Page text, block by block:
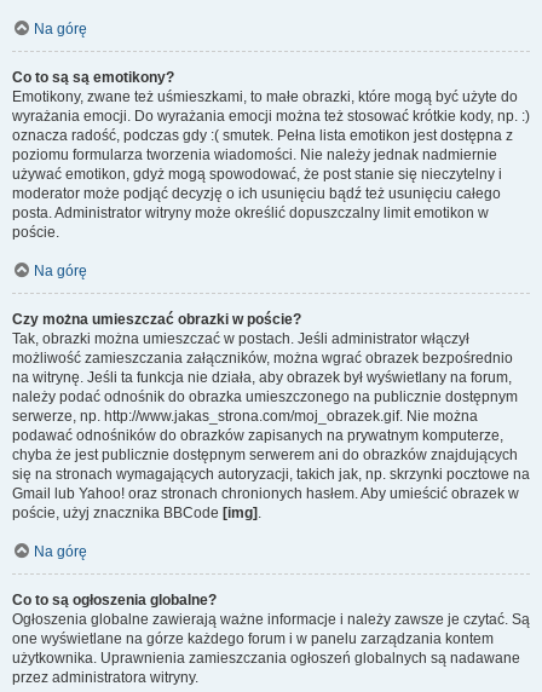
Na górę
Co to są są emotikony?
Emotikony, zwane też uśmieszkami, to małe obrazki, które mogą być użyte do
wyrażania emocji. Do wyrażania emocji można też stosować krótkie kody, np. :)
oznacza radość, podczas gdy :( smutek. Pełna lista emotikon jest dostępna z
poziomu formularza tworzenia wiadomości. Nie należy jednak nadmiernie
używać emotikon, gdyż mogą spowodować, że post stanie się nieczytelny i
moderator może podjąć decyzję o ich usunięciu bądź też usunięciu całego
posta. Administrator witryny może określić dopuszczalny limit emotikon w
poście.
Na górę
Czy można umieszczać obrazki w poście?
Tak, obrazki można umieszczać w postach. Jeśli administrator włączył
możliwość zamieszczania załączników, można wgrać obrazek bezpośrednio
na witrynę. Jeśli ta funkcja nie działa, aby obrazek był wyświetlany na forum,
należy podać odnośnik do obrazka umieszczonego na publicznie dostępnym
serwerze, np. http://www.jakas_strona.com/moj_obrazek.gif. Nie można
podawać odnośników do obrazków zapisanych na prywatnym komputerze,
chyba że jest publicznie dostępnym serwerem ani do obrazków znajdujących
się na stronach wymagających autoryzacji, takich jak, np. skrzynki pocztowe na
Gmail lub Yahoo! oraz stronach chronionych hasłem. Aby umieścić obrazek w
poście, użyj znacznika BBCode [img] .
Na górę
Co to są ogłoszenia globalne?
Ogłoszenia globalne zawierają ważne informacje i należy zawsze je czytać. Są
one wyświetlane na górze każdego forum i w panelu zarządzania kontem
użytkownika. Uprawnienia zamieszczania ogłoszeń globalnych są nadawane
przez administratora witryny.